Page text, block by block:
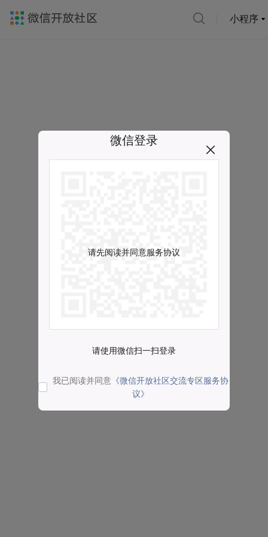
小程序
微信登录
请先阅读并同意服务协议
请使用微信扫一扫登录
我已阅读并同意 《微信开放社区交流专区服务协
议》